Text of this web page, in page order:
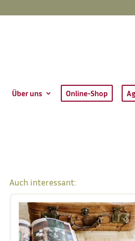
Über uns Online-Shop
Auch interessant: